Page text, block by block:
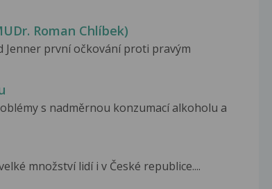
Roman Chlíbek)
Jenner první očkování proti pravým
s nadměrnou konzumací alkoholu a
množství lidí i v České republice....